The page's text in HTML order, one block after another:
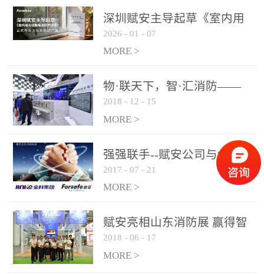
传统的火灾关测器无法被
及时缺发，不能及早发现
和有效扑救火火，这不仅
力和闲难，同时也将造成
巨大的经济损失和社会影
响，基至还会造成人员伤
亡。图像型火灾探测器正
是针对这种高大空间建筑
物的消防设施、设备通过
现场图像的实时获取、预
处理和特征提取分析，实
现火焰的跟踪和识别。能
更早的进行预警，达到早
报早防的效果。 系统构
成示意图： 图像型火灾
深圳赋安主导起草《室内用
光动能电池技术规程》 正式
布局光伏新能源产业
2026 - 01 - 07
MORE >
物·联天下，智·汇消防——
赋安F&S 2018上海消防展圆
满落幕
2018 - 12 - 15
MORE >
强强联手--赋安公司与金科
集团达成战略合作协议
2017 - 07 - 21
MORE >
赋安亮相山东消防展 赢得智
慧消防新荣耀
2018 - 06 - 17
MORE >